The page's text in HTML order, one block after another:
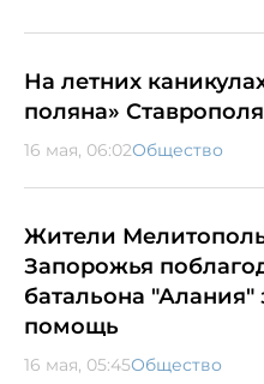
На летних
поляна»
16 мая, 06:02Общество
Жители
Запорожья
батальона
помощь
16 мая, 05:45Общество